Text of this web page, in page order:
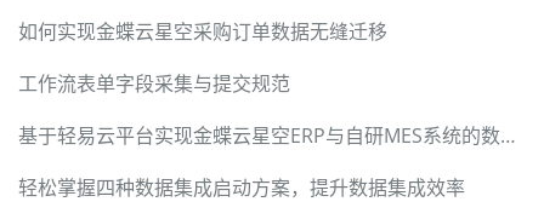
如何实现金蝶云星空采购订单数据无缝迁移
工作流表单字段采集与提交规范
基于轻易云平台实现金蝶云星空ERP与自研MES系统的数据集成
轻松掌握四种数据集成启动方案，提升数据集成效率